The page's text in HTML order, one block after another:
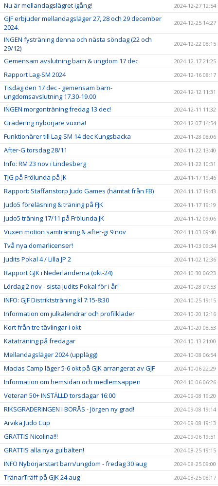
Nu är mellandagslägret igång! 2024-12-27 12:54
GJF erbjuder mellandagsläger 27, 28 och 29 december
2024.
2024-12-25 14:27
INGEN fysträning denna och nästa söndag (22 och
29/12)
2024-12-22 08:15
Gemensam avslutning barn & ungdom 17 dec 2024-12-17 21:25
Rapport Lag-SM 2024 2024-12-16 08:17
Tisdag den 17 dec - gemensam barn-
ungdomsavslutning 17.30-19.00
2024-12-12 11:31
INGEN morgonträning fredag 13 dec! 2024-12-11 11:32
Gradering nybörjare vuxna! 2024-12-07 14:54
Funktionärer till Lag-SM 14 dec Kungsbacka 2024-11-28 08:06
After-G torsdag 28/11 2024-11-22 13:40
Info: RM 23 nov i Lindesberg 2024-11-22 10:31
TJG på Frölunda på JK 2024-11-17 19:46
Rapport: Staffanstorp Judo Games (hämtat från FB) 2024-11-17 19:43
Judo5 föreläsning & träning på FJK 2024-11-17 19:19
Judo5 träning 17/11 på Frölunda JK 2024-11-12 09:06
Vuxen motion samträning & after-gi 9 nov 2024-11-03 09:40
Två nya domarlicenser! 2024-11-03 09:34
Judits Pokal 4 / Lilla JP 2 2024-11-02 12:36
Rapport GJK i Nederländerna (okt-24) 2024-10-30 06:23
Lördag 2 nov - sista Judits Pokal för i år! 2024-10-28 07:53
INFO: GJF Distriktsträning kl 7:15-8:30 2024-10-25 19:15
Information om julkalendrar och profilkläder 2024-10-20 12:16
Kort från tre tävlingar i okt 2024-10-20 08:53
Kataträning på fredagar 2024-10-13 21:00
Mellandagsläger 2024 (upplägg) 2024-10-08 06:54
Macias Camp läger 5-6 okt på GJK arrangerat av GJF 2024-10-06 22:29
Information om hemsidan och medlemsappen 2024-10-06 06:26
Veteran 50+ INSTÄLLD torsdagar 16:00 2024-09-08 19:20
RIKSGRADERINGEN I BORÅS - Jörgen ny grad! 2024-09-08 19:14
Arvika Judo Cup 2024-09-08 19:13
GRATTIS Nicolina!!! 2024-09-06 19:51
GRATTIS alla nya gulbälten! 2024-08-25 19:15
INFO Nybörjarstart barn/ungdom - fredag 30 aug 2024-08-25 09:00
TränarTräff på GJK 24 aug 2024-08-25 08:17